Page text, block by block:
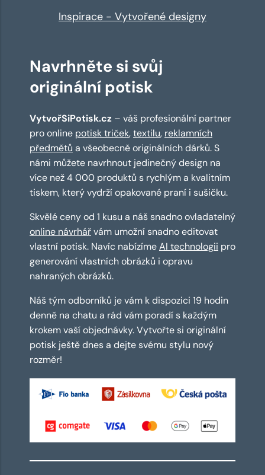
Inspirace - Vytvořené designy
Navrhněte si svůj
originální potisk
VytvořSiPotisk.cz – váš profesionální partner
pro online potisk triček,textilu, reklamních
předmětů a všeobecně originálních dárků. S
námi můžete navrhnout jedinečný design na
více než 4 000 produktů s rychlým a kvalitním
tiskem, který vydrží opakované praní i sušičku.
Skvělé ceny od 1 kusu a náš snadno ovladatelný
online návrhářvám umožní snadno editovat
vlastní potisk. Navíc nabízímeAI technologii pro
generování vlastních obrázků i opravu
nahraných obrázků.
Náš tým odborníků je vám k dispozici 19 hodin
denně na chatu a rád vám poradí s každým
krokem vaší objednávky. Vytvořte si originální
potisk ještě dnes a dejte svému stylu nový
rozměr!